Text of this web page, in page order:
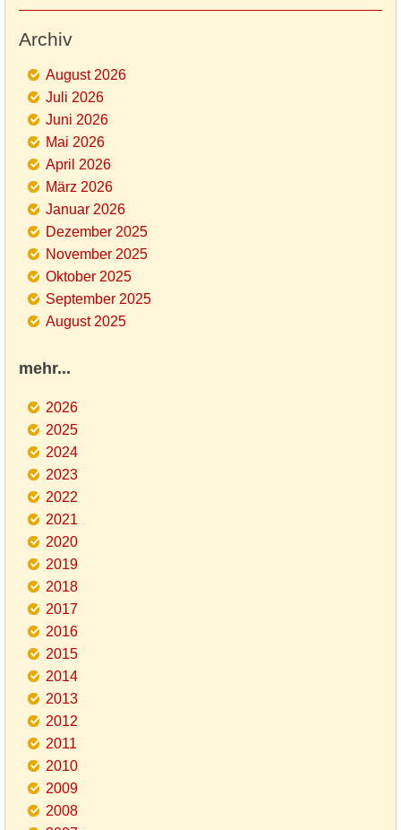
Archiv
August 2026
Juli 2026
Juni 2026
Mai 2026
April 2026
März 2026
Januar 2026
Dezember 2025
November 2025
Oktober 2025
September 2025
August 2025
mehr...
2026
2025
2024
2023
2022
2021
2020
2019
2018
2017
2016
2015
2014
2013
2012
2011
2010
2009
2008